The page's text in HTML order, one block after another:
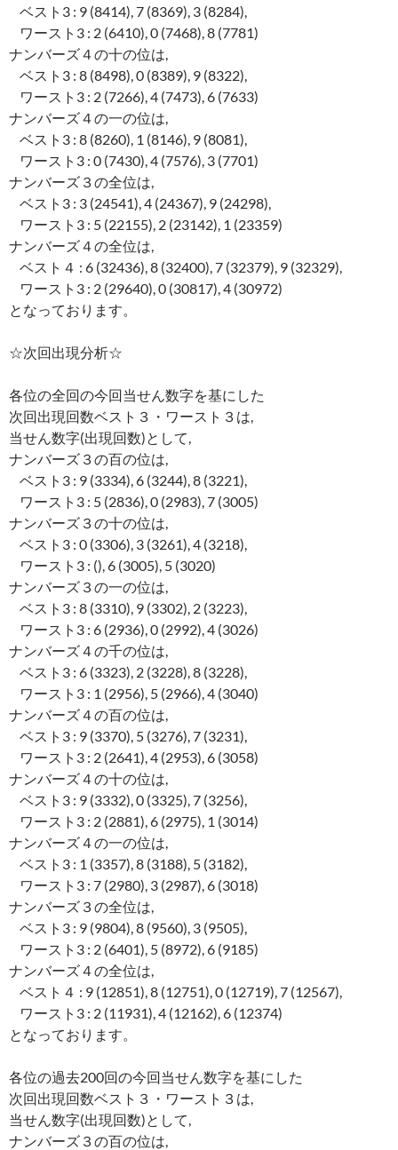
ベスト3 : 9 (8414), 7 (8369), 3 (8284),
ワースト3 : 2 (6410), 0 (7468), 8 (7781)
ナンバーズ４の十の位は,
ベスト3 : 8 (8498), 0 (8389), 9 (8322),
ワースト3 : 2 (7266), 4 (7473), 6 (7633)
ナンバーズ４の一の位は,
ベスト3 : 8 (8260), 1 (8146), 9 (8081),
ワースト3 : 0 (7430), 4 (7576), 3 (7701)
ナンバーズ３の全位は,
ベスト3 : 3 (24541), 4 (24367), 9 (24298),
ワースト3 : 5 (22155), 2 (23142), 1 (23359)
ナンバーズ４の全位は,
ベスト４ : 6 (32436), 8 (32400), 7 (32379), 9 (32329),
ワースト3 : 2 (29640), 0 (30817), 4 (30972)
となっております。
☆次回出現分析☆
各位の全回の今回当せん数字を基にした
次回出現回数ベスト３・ワースト３は,
当せん数字(出現回数)として,
ナンバーズ３の百の位は,
ベスト3 : 9 (3334), 6 (3244), 8 (3221),
ワースト3 : 5 (2836), 0 (2983), 7 (3005)
ナンバーズ３の十の位は,
ベスト3 : 0 (3306), 3 (3261), 4 (3218),
ワースト3 : (), 6 (3005), 5 (3020)
ナンバーズ３の一の位は,
ベスト3 : 8 (3310), 9 (3302), 2 (3223),
ワースト3 : 6 (2936), 0 (2992), 4 (3026)
ナンバーズ４の千の位は,
ベスト3 : 6 (3323), 2 (3228), 8 (3228),
ワースト3 : 1 (2956), 5 (2966), 4 (3040)
ナンバーズ４の百の位は,
ベスト3 : 9 (3370), 5 (3276), 7 (3231),
ワースト3 : 2 (2641), 4 (2953), 6 (3058)
ナンバーズ４の十の位は,
ベスト3 : 9 (3332), 0 (3325), 7 (3256),
ワースト3 : 2 (2881), 6 (2975), 1 (3014)
ナンバーズ４の一の位は,
ベスト3 : 1 (3357), 8 (3188), 5 (3182),
ワースト3 : 7 (2980), 3 (2987), 6 (3018)
ナンバーズ３の全位は,
ベスト3 : 9 (9804), 8 (9560), 3 (9505),
ワースト3 : 2 (6401), 5 (8972), 6 (9185)
ナンバーズ４の全位は,
ベスト４ : 9 (12851), 8 (12751), 0 (12719), 7 (12567),
ワースト3 : 2 (11931), 4 (12162), 6 (12374)
となっております。
各位の過去200回の今回当せん数字を基にした
次回出現回数ベスト３・ワースト３は,
当せん数字(出現回数)として,
ナンバーズ３の百の位は,